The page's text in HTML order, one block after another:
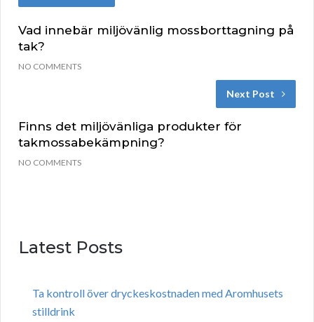
Vad innebär miljövänlig mossborttagning på
tak?
NO COMMENTS
Next Post
Finns det miljövänliga produkter för
takmossabekämpning?
NO COMMENTS
Latest Posts
Ta kontroll över dryckeskostnaden med Aromhusets
stilldrink